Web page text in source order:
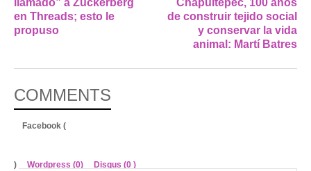
llamado” a Zuckerberg
en Threads; esto le
propuso
Chapultepec, 100 años
de construir tejido social
y conservar la vida
animal: Martí Batres
COMMENTS
Facebook (
) Wordpress (0) Disqus (0 )